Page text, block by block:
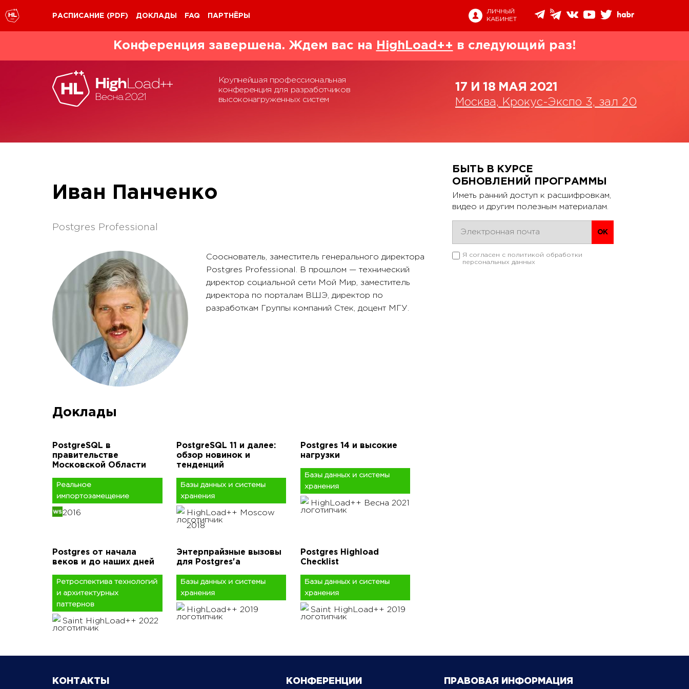
РАСПИСАНИЕ (PDF) ДОКЛАДЫ FAQ ПАРТНЁРЫ
ЛИЧНЫЙ
КАБИНЕТ
Конференция завершена. Ждем вас на HighLoad++ в следующий раз!
Крупнейшая профессиональная
конференция для разработчиков
высоконагруженных систем
17 И 18 МАЯ 2021
Москва, Крокус-Экспо 3, зал 20
Иван Панченко
Postgres Professional
Сооснователь, заместитель генерального директора
Postgres Professional. В прошлом — технический
директор социальной сети Мой Мир, заместитель
директора по порталам ВШЭ, директор по
разработкам Группы компаний Стек, доцент МГУ.
Доклады
PostgreSQL в
правительстве
Московской Области
Реальное
импортозамещение
2016
PostgreSQL 11 и далее:
обзор новинок и
тенденций
Базы данных и системы
хранения
HighLoad++ Moscow
2018
Postgres 14 и высокие
нагрузки
Базы данных и системы
хранения
HighLoad++ Весна 2021
Postgres от начала
веков и до наших дней
Ретроспектива технологий
и архитектурных
паттернов
Saint HighLoad++ 2022
Энтерпрайзные вызовы
для Postgres'а
Базы данных и системы
хранения
HighLoad++ 2019
Postgres Highload
Checklist
Базы данных и системы
хранения
Saint HighLoad++ 2019
БЫТЬ В КУРСЕ
ОБНОВЛЕНИЙ ПРОГРАММЫ
Иметь ранний доступ к расшифровкам,
видео и другим полезным материалам.
Я согласен с политикой обработки
персональных данных
КОНТАКТЫ КОНФЕРЕНЦИИ ПРАВОВАЯ ИНФОРМАЦИЯ